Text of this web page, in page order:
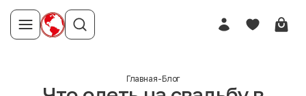
Главная-Блог